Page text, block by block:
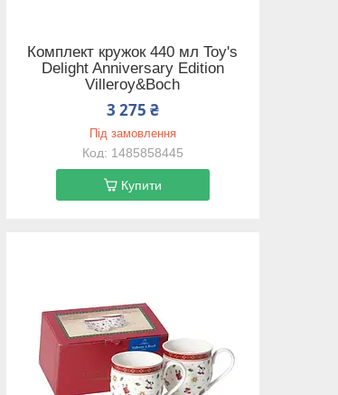
Комплект кружок 440 мл Toy's
Delight Anniversary Edition
Villeroy&Boch
3 275 ₴
Під замовлення
1485858445
Купити